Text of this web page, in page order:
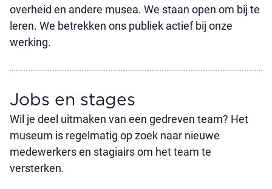
overheid en andere musea. We staan open om bij te
leren. We betrekken ons publiek actief bij onze
werking.
Jobs en stages
Wil je deel uitmaken van een gedreven team? Het
museum is regelmatig op zoek naar nieuwe
medewerkers en stagiairs om het team te
versterken.